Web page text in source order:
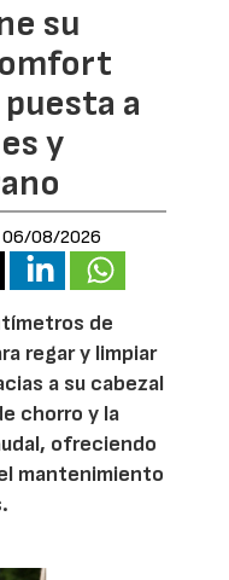
su
a
y
06/08/2026
de
regar y limpiar
a su cabezal
chorro y la
ofreciendo
mantenimiento